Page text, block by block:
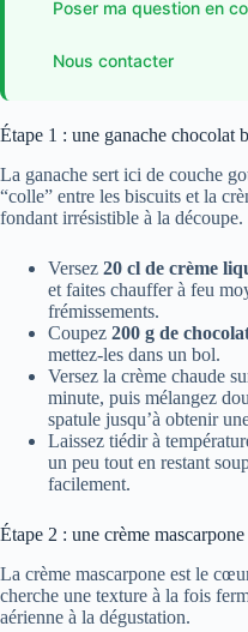
Poser ma question en
Nous contacter
Étape 1 : une ganache chocolat
La ganache sert ici de couche
“colle” entre les biscuits et la
fondant irrésistible à la découpe.
Versez 20 cl de crème
et faites chauffer à feu
frémissements.
Coupez 200 g de
mettez-les dans un bol.
Versez la crème chaude
minute, puis mélangez
spatule jusqu’à obtenir
Laissez tiédir à
un peu tout en restant
facilement.
Étape 2 : une crème
La crème mascarpone est le
cherche une texture à la fois
aérienne à la dégustation.